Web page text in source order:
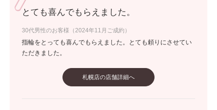
とても喜んでもらえました。
30代男性のお客様（2024年11月ご成約）
指輪をとっても喜んでもらえました。とても頼りにさせてい
ただきました。
札幌店の店舗詳細へ